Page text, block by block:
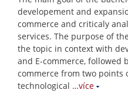
developement and
commerce and criticaly
services. The purpose of
the topic in context with
and E-commerce, followed
commerce from two points
technological …více